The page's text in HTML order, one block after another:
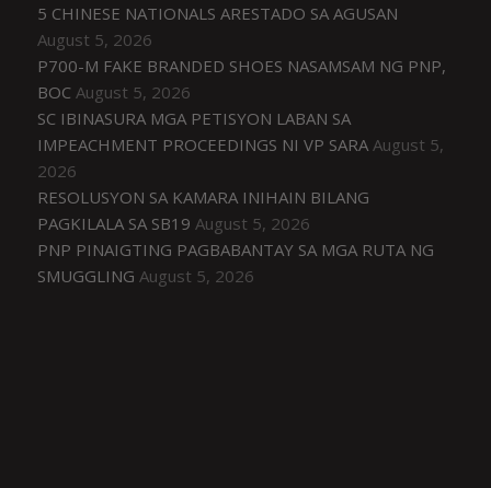
5 CHINESE NATIONALS ARESTADO SA AGUSAN
August 5, 2026
P700-M FAKE BRANDED SHOES NASAMSAM NG PNP,
BOC August 5, 2026
SC IBINASURA MGA PETISYON LABAN SA
IMPEACHMENT PROCEEDINGS NI VP SARA August 5,
2026
RESOLUSYON SA KAMARA INIHAIN BILANG
PAGKILALA SA SB19 August 5, 2026
PNP PINAIGTING PAGBABANTAY SA MGA RUTA NG
SMUGGLING August 5, 2026